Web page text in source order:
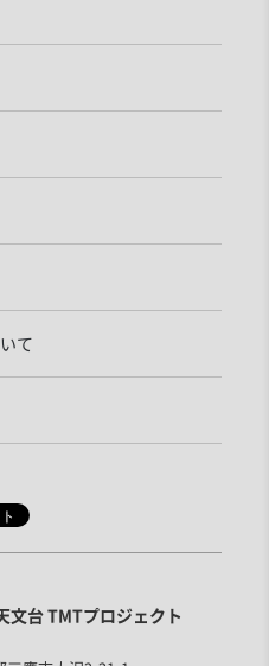
て
文台 TMTプロジェクト